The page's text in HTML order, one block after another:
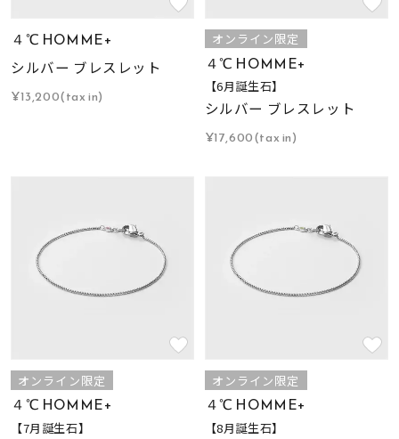
４℃ HOMME+
シルバー ブレスレット
¥13,200(tax in)
オンライン限定
４℃ HOMME+
【6月誕生石】
シルバー ブレスレット
¥17,600(tax in)
オンライン限定
４℃ HOMME+
【7月誕生石】
オンライン限定
４℃ HOMME+
【8月誕生石】